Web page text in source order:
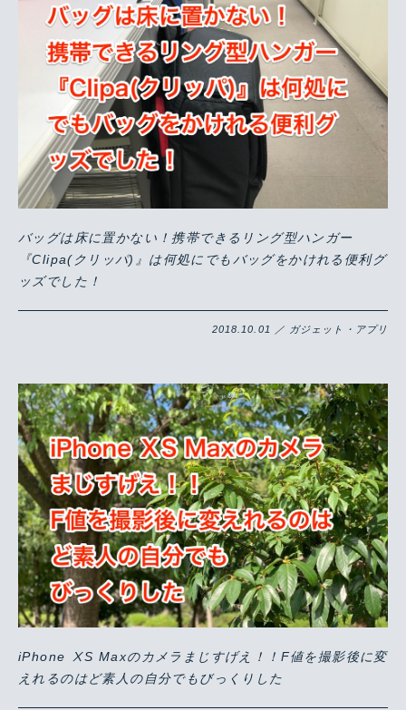
バッグは床に置かない！携帯できるリング型ハンガー
『Clipa(クリッパ)』は何処にでもバッグをかけれる便利グ
ッズでした！
2018.10.01 ／ ガジェット・アプリ
iPhone ⅩS Maxのカメラまじすげえ！！F値を撮影後に変
えれるのはど素人の自分でもびっくりした